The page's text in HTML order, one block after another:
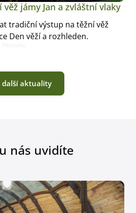
jámy Jan a zvláštní vlaky
tradiční výstup na těžní věž
Den věží a rozhleden.
další aktuality
nás uvidíte